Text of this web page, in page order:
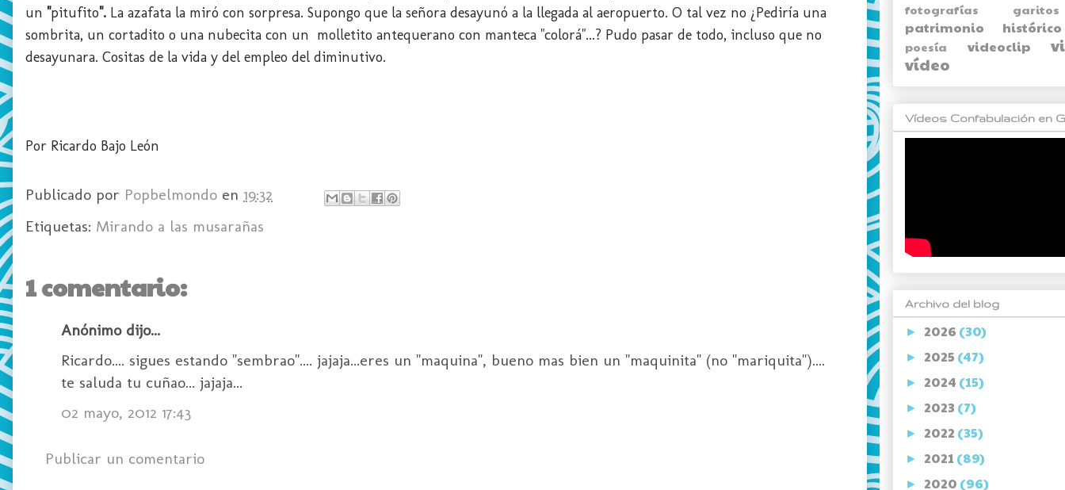
un "pitufito". La azafata la miró con sorpresa. Supongo que la señora desayunó a la llegada al aeropuerto. O tal vez no ¿Pediría una
sombrita, un cortadito o una nubecita con un molletito antequerano con manteca "colorá"...? Pudo pasar de todo, incluso que no
desayunara. Cositas de la vida y del empleo del diminutivo.
Por Ricardo Bajo León
Publicado por Popbelmondo en 19:32
Etiquetas: Mirando a las musarañas
1 comentario:
Anónimo dijo...
Ricardo.... sigues estando "sembrao".... jajaja...eres un "maquina", bueno mas bien un "maquinita" (no "mariquita")....
te saluda tu cuñao... jajaja...
02 mayo, 2012 17:43
Publicar un comentario
fotografías garitos
patrimonio histórico
poesía videoclip
vídeo
Vídeos Confabulación en
Archivo del blog
► 2026 (30)
► 2025 (47)
► 2024 (15)
► 2023 (7)
► 2022 (35)
► 2021 (89)
► 2020 (96)